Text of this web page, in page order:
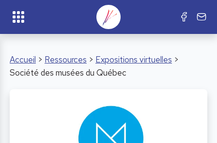
Accueil > Ressources > Expositions virtuelles >
Société des musées du Québec